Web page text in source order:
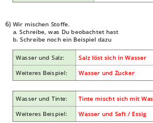
6) Wir mischen Stoffe.
a. Schreibe, was Du beobachtet hast
b. Schreibe noch ein Beispiel dazu
Wasser und Salz:
Salz löst sich in Wasser
Weiteres Beispiel:
Wasser und Zucker
Wasser und Tinte: Tinte mischt sich mit
Weiteres Beispiel: Wasser und Saft / Essig